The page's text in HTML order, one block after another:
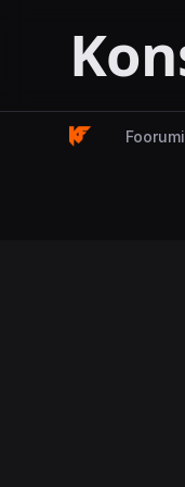
Foorumi